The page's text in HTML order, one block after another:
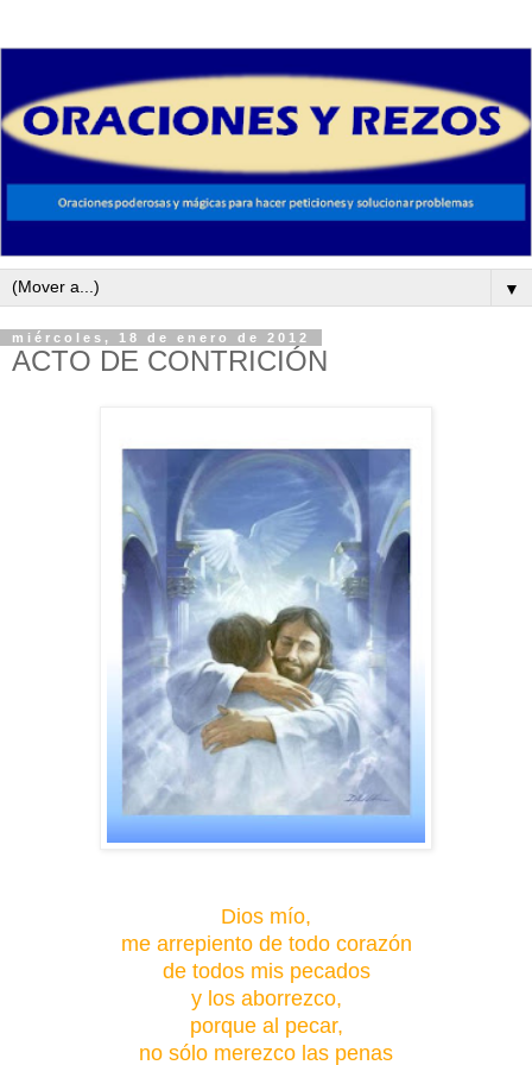
▼
miércoles, 18 de enero de 2012
ACTO DE CONTRICIÓN
Dios mío,
me arrepiento de todo corazón
de todos mis pecados
y los aborrezco,
porque al pecar,
no sólo merezco las penas